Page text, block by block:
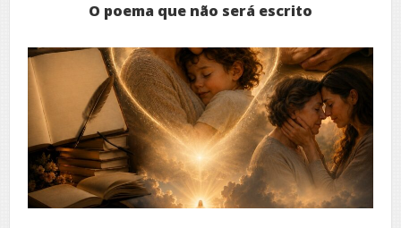
O poema que não será escrito